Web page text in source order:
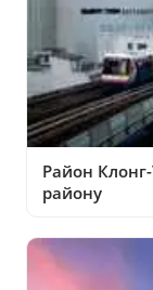
Район
району